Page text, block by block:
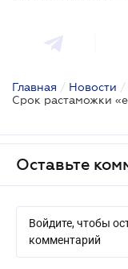
Главная / Новости /
Оставьте
Войдите, чтобы
комментарий